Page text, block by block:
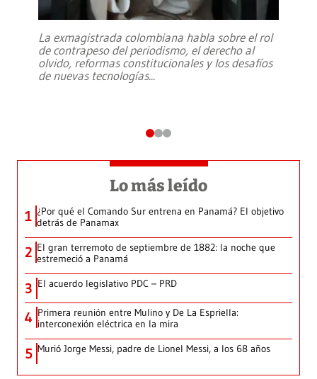
La exmagistrada colombiana habla sobre el rol
de contrapeso del periodismo, el derecho al
olvido, reformas constitucionales y los desafíos
de nuevas tecnologías...
Lo más leído
1 ¿Por qué el Comando Sur entrena en Panamá? El objetivo
detrás de Panamax
2 El gran terremoto de septiembre de 1882: la noche que
estremeció a Panamá
3 El acuerdo legislativo PDC – PRD
4 Primera reunión entre Mulino y De La Espriella:
interconexión eléctrica en la mira
5 Murió Jorge Messi, padre de Lionel Messi, a los 68 años